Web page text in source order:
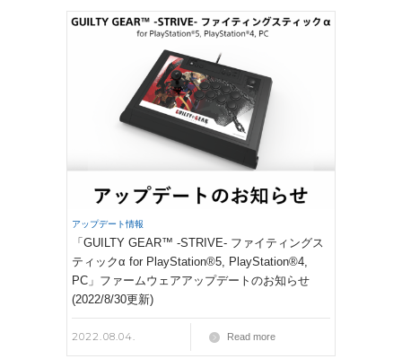
アップデート情報
「GUILTY GEAR™ -STRIVE- ファイティングス
ティックα for PlayStation®5, PlayStation®4,
PC」ファームウェアアップデートのお知らせ
(2022/8/30更新)
2022.08.04. Read more